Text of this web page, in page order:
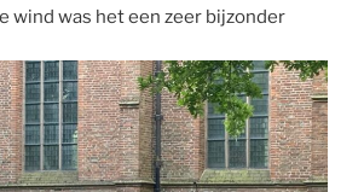
wind was het een zeer bijzonder